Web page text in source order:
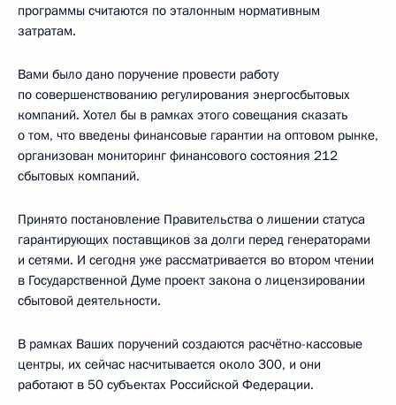
программы считаются по эталонным нормативным
затратам.
Вами было дано поручение провести работу
по совершенствованию регулирования энергосбытовых
компаний. Хотел бы в рамках этого совещания сказать
о том, что введены финансовые гарантии на оптовом рынке,
организован мониторинг финансового состояния 212
сбытовых компаний.
Принято постановление Правительства о лишении статуса
гарантирующих поставщиков за долги перед генераторами
и сетями. И сегодня уже рассматривается во втором чтении
в Государственной Думе проект закона о лицензировании
сбытовой деятельности.
В рамках Ваших поручений создаются расчётно-кассовые
центры, их сейчас насчитывается около 300, и они
работают в 50 субъектах Российской Федерации.